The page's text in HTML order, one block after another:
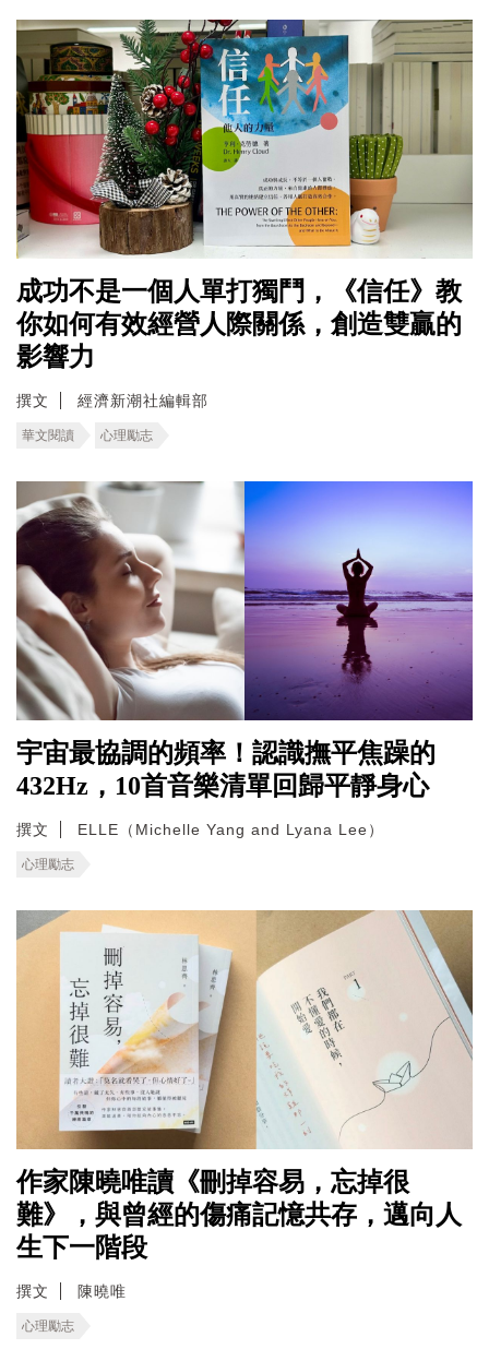
成功不是一個人單打獨鬥，《信任》教
你如何有效經營人際關係，創造雙贏的
影響力
撰文 經濟新潮社編輯部
華文閱讀 心理勵志
宇宙最協調的頻率！認識撫平焦躁的
432Hz，10首音樂清單回歸平靜身心
撰文 ELLE（Michelle Yang and Lyana Lee）
心理勵志
作家陳曉唯讀《刪掉容易，忘掉很
難》，與曾經的傷痛記憶共存，邁向人
生下一階段
撰文 陳曉唯
心理勵志